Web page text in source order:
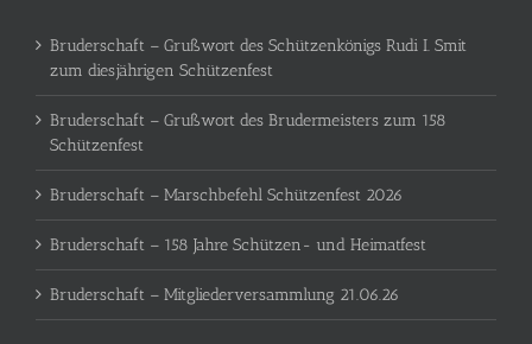
Bruderschaft – Grußwort des Schützenkönigs Rudi I. Smit
zum diesjährigen Schützenfest
Bruderschaft – Grußwort des Brudermeisters zum 158
Schützenfest
Bruderschaft – Marschbefehl Schützenfest 2026
Bruderschaft – 158 Jahre Schützen- und Heimatfest
Bruderschaft – Mitgliederversammlung 21.06.26